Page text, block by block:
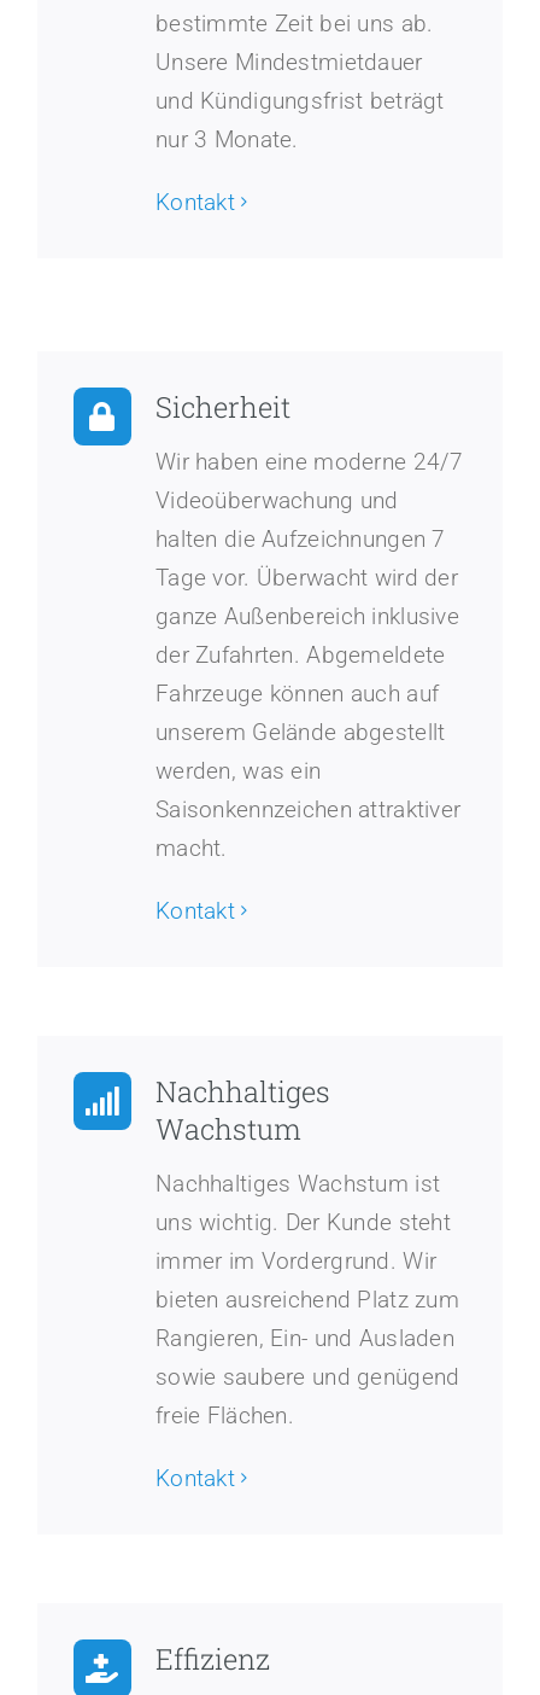
bestimmte Zeit bei uns ab.
Unsere Mindestmietdauer
und Kündigungsfrist beträgt
nur 3 Monate.
Kontakt
Sicherheit
Wir haben eine moderne 24/7
Videoüberwachung und
halten die Aufzeichnungen 7
Tage vor. Überwacht wird der
ganze Außenbereich inklusive
der Zufahrten. Abgemeldete
Fahrzeuge können auch auf
unserem Gelände abgestellt
werden, was ein
Saisonkennzeichen attraktiver
macht.
Kontakt
Nachhaltiges
Wachstum
Nachhaltiges Wachstum ist
uns wichtig. Der Kunde steht
immer im Vordergrund. Wir
bieten ausreichend Platz zum
Rangieren, Ein- und Ausladen
sowie saubere und genügend
freie Flächen.
Kontakt
Effizienz